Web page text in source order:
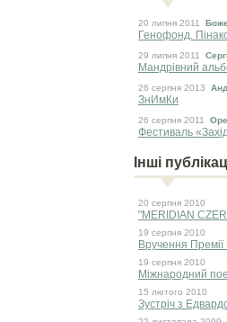
20 липня 2011
Генофонд.
29 липня 2011
Мандрівний
26 серпня 2013
ЗнИмКи
26 серпня 2011
Фестиваль
Інші
20 серпня 2010
"MERIDIAN
19 серпня 2010
Вручення Премії
19 серпня 2010
Міжнародний
15 лютого 2010
Зустріч з